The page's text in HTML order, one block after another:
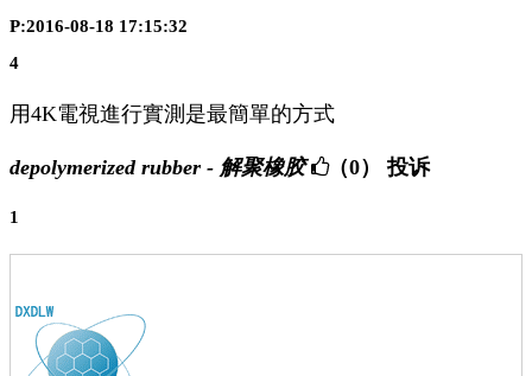
P:2016-08-18 17:15:32
4
用4K電視進行實測是最簡單的方式
depolymerized rubber - 解聚橡胶 （0） 投诉
1